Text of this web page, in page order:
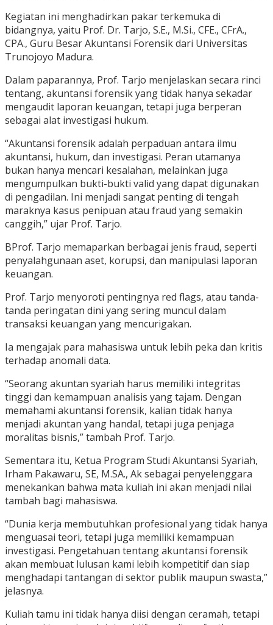
Kegiatan ini menghadirkan pakar terkemuka di
bidangnya, yaitu Prof. Dr. Tarjo, S.E., M.Si., CFE., CFrA.,
CPA., Guru Besar Akuntansi Forensik dari Universitas
Trunojoyo Madura.
Dalam paparannya, Prof. Tarjo menjelaskan secara rinci
tentang, akuntansi forensik yang tidak hanya sekadar
mengaudit laporan keuangan, tetapi juga berperan
sebagai alat investigasi hukum.
“Akuntansi forensik adalah perpaduan antara ilmu
akuntansi, hukum, dan investigasi. Peran utamanya
bukan hanya mencari kesalahan, melainkan juga
mengumpulkan bukti-bukti valid yang dapat digunakan
di pengadilan. Ini menjadi sangat penting di tengah
maraknya kasus penipuan atau fraud yang semakin
canggih,” ujar Prof. Tarjo.
BProf. Tarjo memaparkan berbagai jenis fraud, seperti
penyalahgunaan aset, korupsi, dan manipulasi laporan
keuangan.
Prof. Tarjo menyoroti pentingnya red flags, atau tanda-
tanda peringatan dini yang sering muncul dalam
transaksi keuangan yang mencurigakan.
Ia mengajak para mahasiswa untuk lebih peka dan kritis
terhadap anomali data.
“Seorang akuntan syariah harus memiliki integritas
tinggi dan kemampuan analisis yang tajam. Dengan
memahami akuntansi forensik, kalian tidak hanya
menjadi akuntan yang handal, tetapi juga penjaga
moralitas bisnis,” tambah Prof. Tarjo.
Sementara itu, Ketua Program Studi Akuntansi Syariah,
Irham Pakawaru, SE, M.SA., Ak sebagai penyelenggara
menekankan bahwa mata kuliah ini akan menjadi nilai
tambah bagi mahasiswa.
“Dunia kerja membutuhkan profesional yang tidak hanya
menguasai teori, tetapi juga memiliki kemampuan
investigasi. Pengetahuan tentang akuntansi forensik
akan membuat lulusan kami lebih kompetitif dan siap
menghadapi tantangan di sektor publik maupun swasta,”
jelasnya.
Kuliah tamu ini tidak hanya diisi dengan ceramah, tetapi